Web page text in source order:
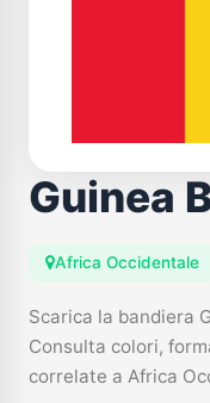
Guinea
Africa Occidentale
Scarica la bandiera
Consulta colori,
correlate a Africa